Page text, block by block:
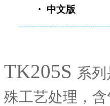
・ 中文版
TK205S 系
殊工艺处理，